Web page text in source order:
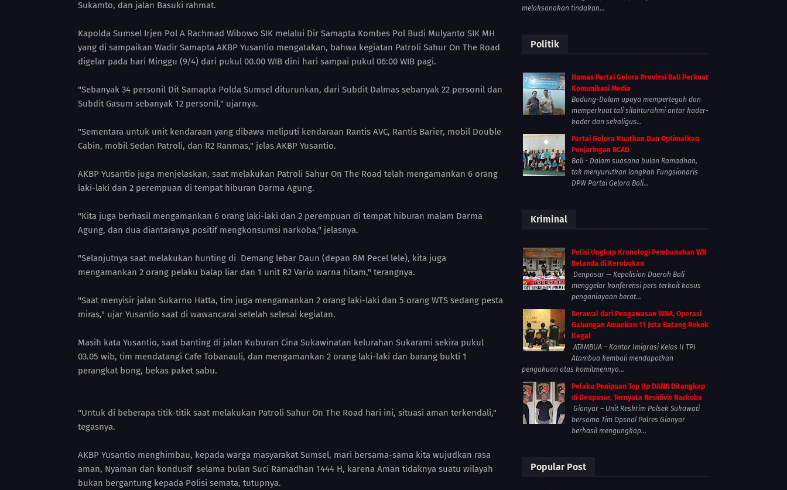
Sukamto, dan jalan Basuki rahmat.
Kapolda Sumsel Irjen Pol A Rachmad Wibowo SIK melalui Dir Samapta Kombes Pol Budi Mulyanto SIK MH
yang di sampaikan Wadir Samapta AKBP Yusantio mengatakan, bahwa kegiatan Patroli Sahur On The Road
digelar pada hari Minggu (9/4) dari pukul 00.00 WIB dini hari sampai pukul 06:00 WIB pagi.
"Sebanyak 34 personil Dit Samapta Polda Sumsel diturunkan, dari Subdit Dalmas sebanyak 22 personil dan
Subdit Gasum sebanyak 12 personil," ujarnya.
"Sementara untuk unit kendaraan yang dibawa meliputi kendaraan Rantis AVC, Rantis Barier, mobil Double
Cabin, mobil Sedan Patroli, dan R2 Ranmas," jelas AKBP Yusantio.
AKBP Yusantio juga menjelaskan, saat melakukan Patroli Sahur On The Road telah mengamankan 6 orang
laki-laki dan 2 perempuan di tempat hiburan Darma Agung.
"Kita juga berhasil mengamankan 6 orang laki-laki dan 2 perempuan di tempat hiburan malam Darma
Agung, dan dua diantaranya positif mengkonsumsi narkoba," jelasnya.
"Selanjutnya saat melakukan hunting di Demang lebar Daun (depan RM Pecel lele), kita juga
mengamankan 2 orang pelaku balap liar dan 1 unit R2 Vario warna hitam," terangnya.
"Saat menyisir jalan Sukarno Hatta, tim juga mengamankan 2 orang laki-laki dan 5 orang WTS sedang pesta
miras," ujar Yusantio saat di wawancarai setelah selesai kegiatan.
Masih kata Yusantio, saat banting di jalan Kuburan Cina Sukawinatan kelurahan Sukarami sekira pukul
03.05 wib, tim mendatangi Cafe Tobanauli, dan mengamankan 2 orang laki-laki dan barang bukti 1
perangkat bong, bekas paket sabu.
"Untuk di beberapa titik-titik saat melakukan Patroli Sahur On The Road hari ini, situasi aman terkendali,"
tegasnya.
AKBP Yusantio menghimbau, kepada warga masyarakat Sumsel, mari bersama-sama kita wujudkan rasa
aman, Nyaman dan kondusif selama bulan Suci Ramadhan 1444 H, karena Aman tidaknya suatu wilayah
bukan bergantung kepada Polisi semata, tutupnya.
melaksanakan tindakan...
Politik
Humas Partai Gelora Provinsi Bali Perkuat
Komunikasi Media
Badung-Dalam upaya memperteguh dan
memperkuat tali silahturahmi antar kader-
kader dan sekaligus...
Partai Gelora Kuatkan Dan Optimalkan
Penjaringan BCAD
Bali - Dalam suasana bulan Ramadhan,
tak menyurutkan langkah Fungsionaris
DPW Partai Gelora Bali...
Kriminal
Polisi Ungkap Kronologi Pembunuhan WN
Belanda di Kerobokan
Denpasar — Kepolisian Daerah Bali
menggelar konferensi pers terkait kasus
penganiayaan berat...
Berawal dari Pengawasan WNA, Operasi
Gabungan Amankan 11 Juta Batang Rokok
Ilegal
ATAMBUA – Kantor Imigrasi Kelas II TPI
Atambua kembali mendapatkan
pengakuan atas komitmennya...
Pelaku Penipuan Top Up DANA Ditangkap
di Denpasar, Ternyata Residivis Narkoba
Gianyar – Unit Reskrim Polsek Sukawati
bersama Tim Opsnal Polres Gianyar
berhasil mengungkap...
Popular Post